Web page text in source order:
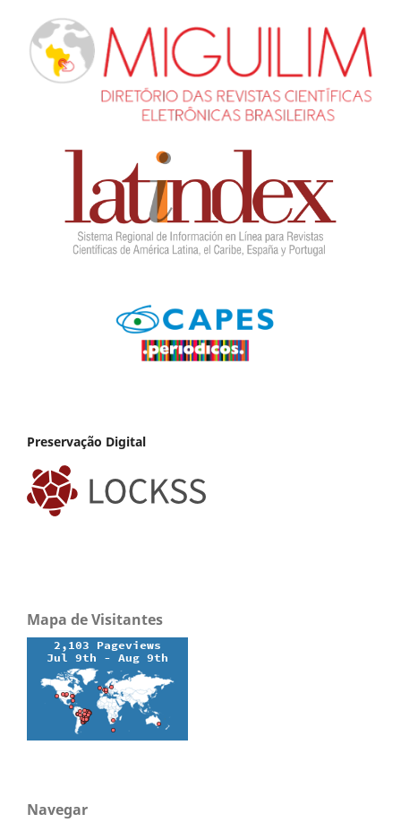
Preservação Digital
Mapa de Visitantes
Navegar